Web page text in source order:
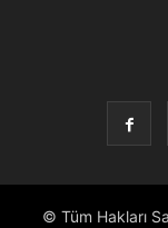
© Tüm Hakları